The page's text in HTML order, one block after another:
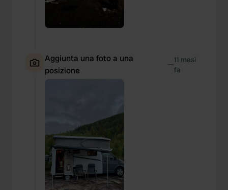
Aggiunta una foto a una
posizione
—11 mesi
fa